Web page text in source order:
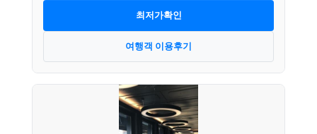
최저가확인
여행객 이용후기